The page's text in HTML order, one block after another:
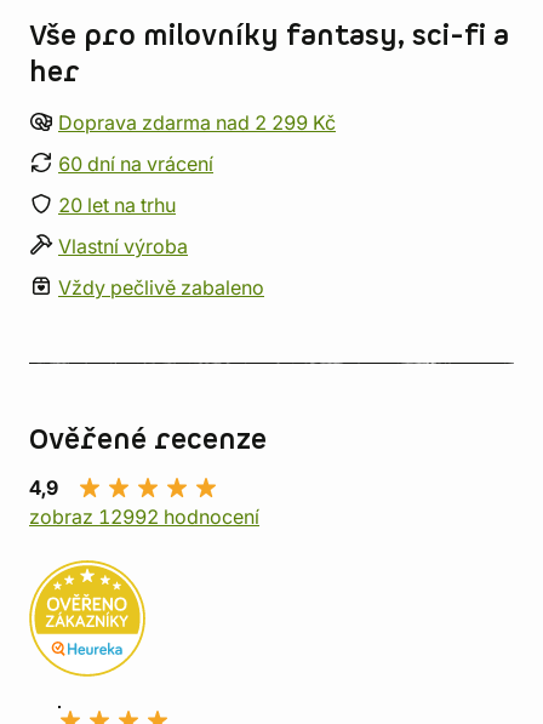
Vše pro milovníky fantasy, sci-fi a
her
Doprava zdarma nad 2 299 Kč
60 dní na vrácení
20 let na trhu
Vlastní výroba
Vždy pečlivě zabaleno
Ověřené recenze
4,9
zobraz 12992 hodnocení